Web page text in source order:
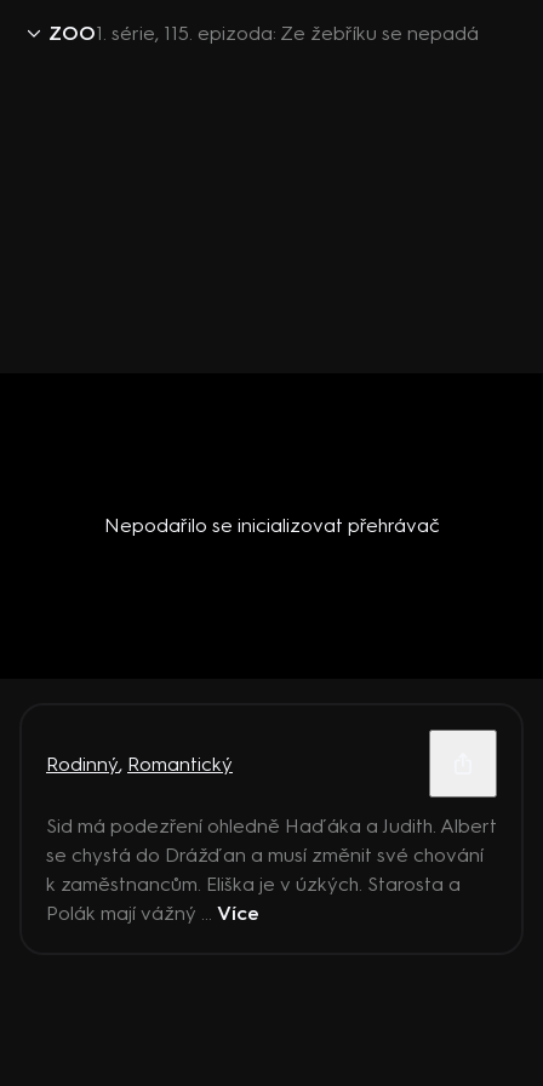
ZOO1. série, 115. epizoda: Ze žebříku se nepadá
Nepodařilo se inicializovat přehrávač
Rodinný, Romantický
Sid má podezření ohledně Haďáka a Judith. Albert
se chystá do Drážďan a musí změnit své chování
k zaměstnancům. Eliška je v úzkých. Starosta a
Polák mají vážný ... Více